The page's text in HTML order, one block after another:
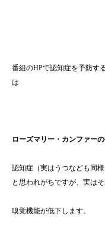
番組のHPで認知症を予防す
は
ローズマリー・カンファー
認知症（実はうつなども同
と思われがちですが、実は
嗅覚機能が低下します。